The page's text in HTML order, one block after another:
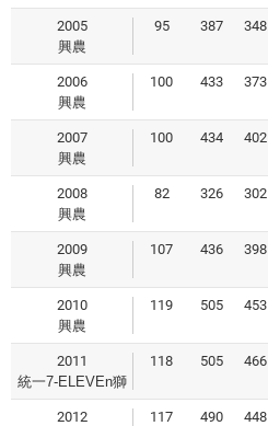
2005
興農
95 387 348
2006
興農
100 433 373
2007
興農
100 434 402
2008
興農
82 326 302
2009
興農
107 436 398
2010
興農
119 505 453
2011
統一7-ELEVEn獅
118 505 466
2012
117 490 448